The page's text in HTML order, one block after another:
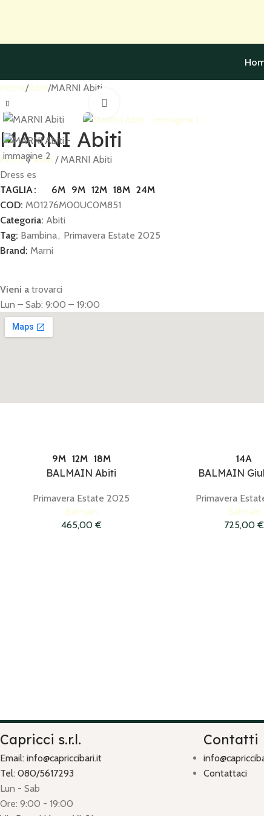
Home Abiti MARNI Abiti
MARNI Abiti
Home Abiti
MARNI Abiti
Dress es
TAGLIA
6M 9M 12M 18M 24M
COD: M01276M00UC0M851
Categoria: Abiti
Tag: Bambina, Primavera Estate 2025
Brand: Marni
Vieni a trovarci
Lun – Sab: 9:00 – 19:00
9M 12M 18M
BALMAIN Abiti
Primavera Estate 2025
Balmain
465,00 €
14A
BALMAIN
Primavera
Balmain
725,00€
Capricci s.r.l.
Email: info@capriccibari.it
Tel: 080/5617293
Lun - Sab
Ore: 9:00 - 19:00
Contatti
Contattaci